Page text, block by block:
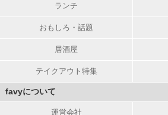
ランチ
おもしろ・話題
居酒屋
テイクアウト特集
favyについて
運営会社